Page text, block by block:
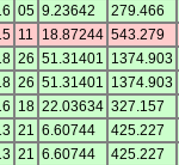
05 9.23642 279.466
11 18.87244 543.279
26 51.31401 1374.903
26 51.31401 1374.903
18 22.03634 327.157
21 6.60744 425.227
21 6.60744 425.227